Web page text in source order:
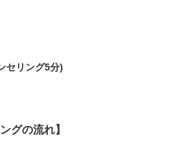
セリング5分)
グの流れ】